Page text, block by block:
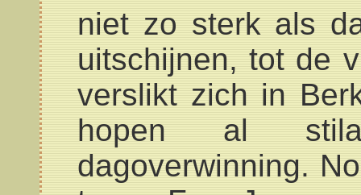
niet zo sterk als
uitschijnen, tot de
verslikt zich in
hopen al
dagoverwinning.